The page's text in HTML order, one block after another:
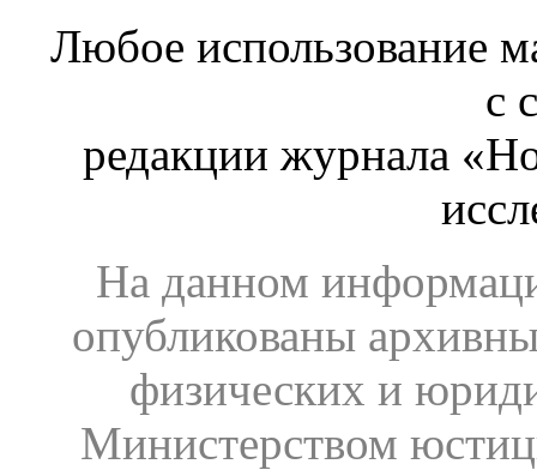
Любое использование
с
редакции журнала
На данном
опубликованы
физических и
Министерством